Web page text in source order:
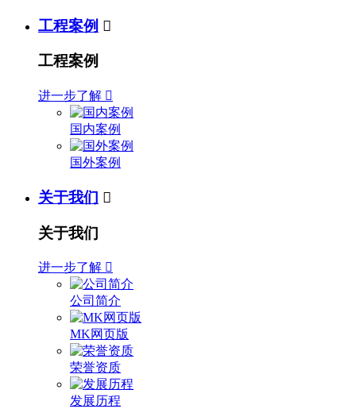
工程案例 
工程案例
进一步了解 
国内案例
国外案例
关于我们 
关于我们
进一步了解 
公司简介
MK网页版
荣誉资质
发展历程